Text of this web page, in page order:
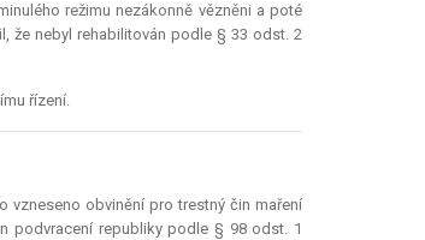
režimu nezákonně vězněni a poté
že nebyl rehabilitován podle § 33 odst. 2
řízení.
vzneseno obvinění pro trestný čin maření
podvracení republiky podle § 98 odst. 1